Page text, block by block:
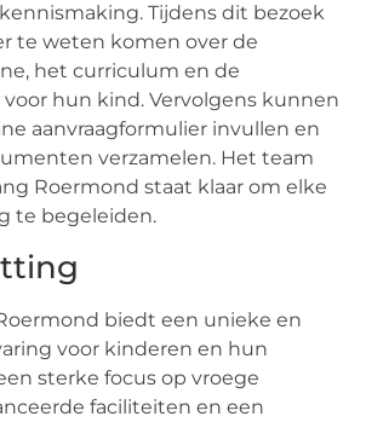
Tijdens dit bezoek
te weten komen over de
het curriculum en de
hun kind. Vervolgens kunnen
aanvraagformulier invullen en
verzamelen. Het team
Roermond staat klaar om elke
te begeleiden.
biedt een unieke en
voor kinderen en hun
sterke focus op vroege
faciliteiten en een